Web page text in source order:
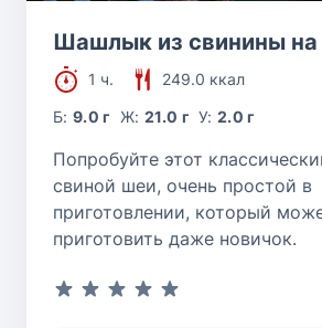
Шашлык из свинины на
1 ч.
249.0 ккал
Б:9.0 г Ж: 21.0 г У:2.0 г
Попробуйте этот
свиной шеи, очень простой в
приготовлении, который
приготовить даже новичок.